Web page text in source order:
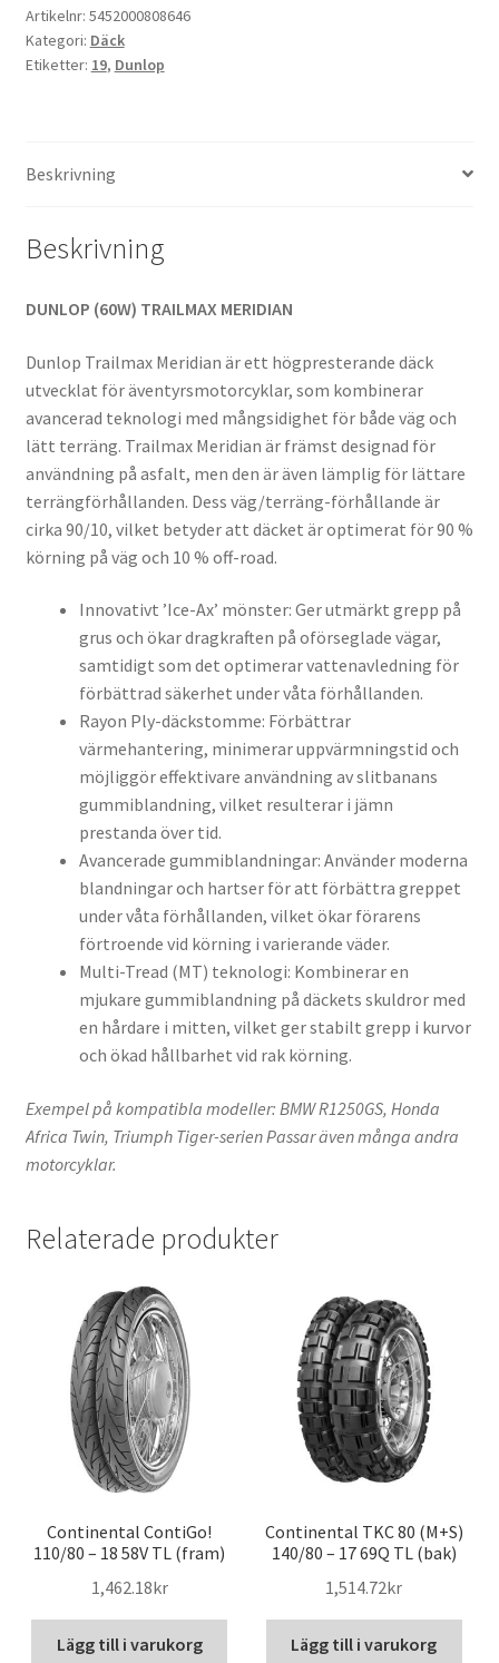
ZR
19
60W
Artikelnr: 5452000808646
Kategori: Däck
Etiketter: 19, Dunlop
Beskrivning
Beskrivning
DUNLOP (60W) TRAILMAX MERIDIAN
Dunlop Trailmax Meridian är ett högpresterande däck
utvecklat för äventyrsmotorcyklar, som kombinerar
avancerad teknologi med mångsidighet för både väg och
lätt terräng. Trailmax Meridian är främst designad för
användning på asfalt, men den är även lämplig för lättare
terrängförhållanden. Dess väg/terräng-förhållande är
cirka 90/10, vilket betyder att däcket är optimerat för 90 %
körning på väg och 10 % off-road.
Innovativt ’Ice-Ax’ mönster: Ger utmärkt grepp på
grus och ökar dragkraften på oförseglade vägar,
samtidigt som det optimerar vattenavledning för
förbättrad säkerhet under våta förhållanden.
Rayon Ply-däckstomme: Förbättrar
värmehantering, minimerar uppvärmningstid och
möjliggör effektivare användning av slitbanans
gummiblandning, vilket resulterar i jämn
prestanda över tid.
Avancerade gummiblandningar: Använder moderna
blandningar och hartser för att förbättra greppet
under våta förhållanden, vilket ökar förarens
förtroende vid körning i varierande väder.
Multi-Tread (MT) teknologi: Kombinerar en
mjukare gummiblandning på däckets skuldror med
en hårdare i mitten, vilket ger stabilt grepp i kurvor
och ökad hållbarhet vid rak körning.
Exempel på kompatibla modeller: BMW R1250GS, Honda
Africa Twin, Triumph Tiger-serien Passar även många andra
motorcyklar.
Relaterade produkter
Continental ContiGo!
110/80 – 18 58V TL (fram)
1,462.18kr
Lägg till i varukorg
Continental TKC 80 (M+S)
140/80 – 17 69Q TL (bak)
1,514.72kr
Lägg till i varukorg